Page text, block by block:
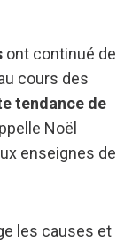
ont continué de
cours des
tendance de
Noël
enseignes de
les causes et